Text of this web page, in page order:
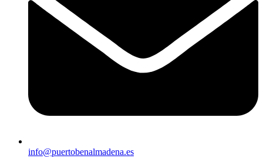
info@puertobenalmadena.es